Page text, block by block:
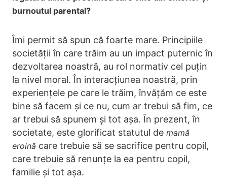
burnoutul parental?
Îmi permit să spun că foarte mare. Principiile
societății în care trăim au un impact puternic în
dezvoltarea noastră, au rol normativ cel puțin
la nivel moral. În interacțiunea noastră, prin
experiențele pe care le trăim, învățăm ce este
bine să facem și ce nu, cum ar trebui să fim, ce
ar trebui să spunem și tot așa. În prezent, în
societate, este glorificat statutul de mamă
eroină care trebuie să se sacrifice pentru copil,
care trebuie să renunțe la ea pentru copil,
familie și tot așa.